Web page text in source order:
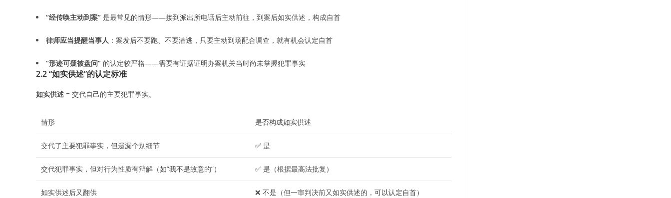
“经传唤主动到案” 是最常见的情形——接到派出所电话后主动前往，到案后如实供述，构成自首
律师应当提醒当事人 ：案发后不要跑、不要潜逃，只要主动到场配合调查，就有机会认定自首
“形迹可疑被盘问” 的认定较严格——需要有证据证明办案机关当时尚未掌握犯罪事实
2.2 “如实供述”的认定标准
如实供述 = 交代自己的主要犯罪事实。
情形 是否构成如实供述
交代了主要犯罪事实，但遗漏个别细节 ✅ 是
交代犯罪事实，但对行为性质有辩解（如”我不是故意的”） ✅ 是（根据最高法批复）
如实供述后又翻供 ❌ 不是（但一审判决前又如实供述的，可以认定自首）